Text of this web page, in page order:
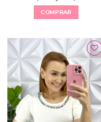
COMPRAR
tem
várias
variantes.
As
opções
podem
ser
escolhidas
Adicionar
à Lista